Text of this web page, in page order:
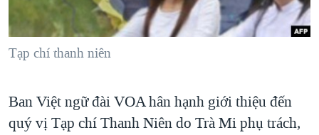
"Tìm"NGƯỜI VIỆT HẢI NGOẠI
ĐỜI SỐNG
SỨC KHOẺ
TẠI
HÀNH TRÌNH BẦU CỬ 2024
MỘT NĂM CHIẾN TRANH TẠI DẢI GAZA
NGÀY TỊ NẠN THẾ GIỚI
TRỊNH VĨNH BÌNH - NGƯỜI HẠ 'BÊN THẮNG CUỘC'
VIDEO
NGHE
Tạp chí thanh niên
Ban Việt ngữ đài VOA hân hạnh giới thiệu đến
quý vị Tạp chí Thanh Niên do Trà Mi phụ trách,